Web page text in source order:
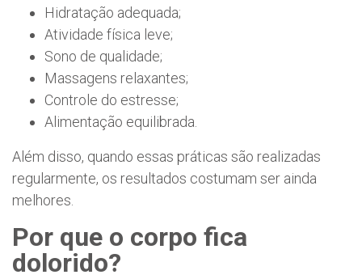
Hidratação adequada;
Atividade física leve;
Sono de qualidade;
Massagens relaxantes;
Controle do estresse;
Alimentação equilibrada.
Além disso, quando essas práticas são realizadas
regularmente, os resultados costumam ser ainda
melhores.
Por que o corpo fica
dolorido?